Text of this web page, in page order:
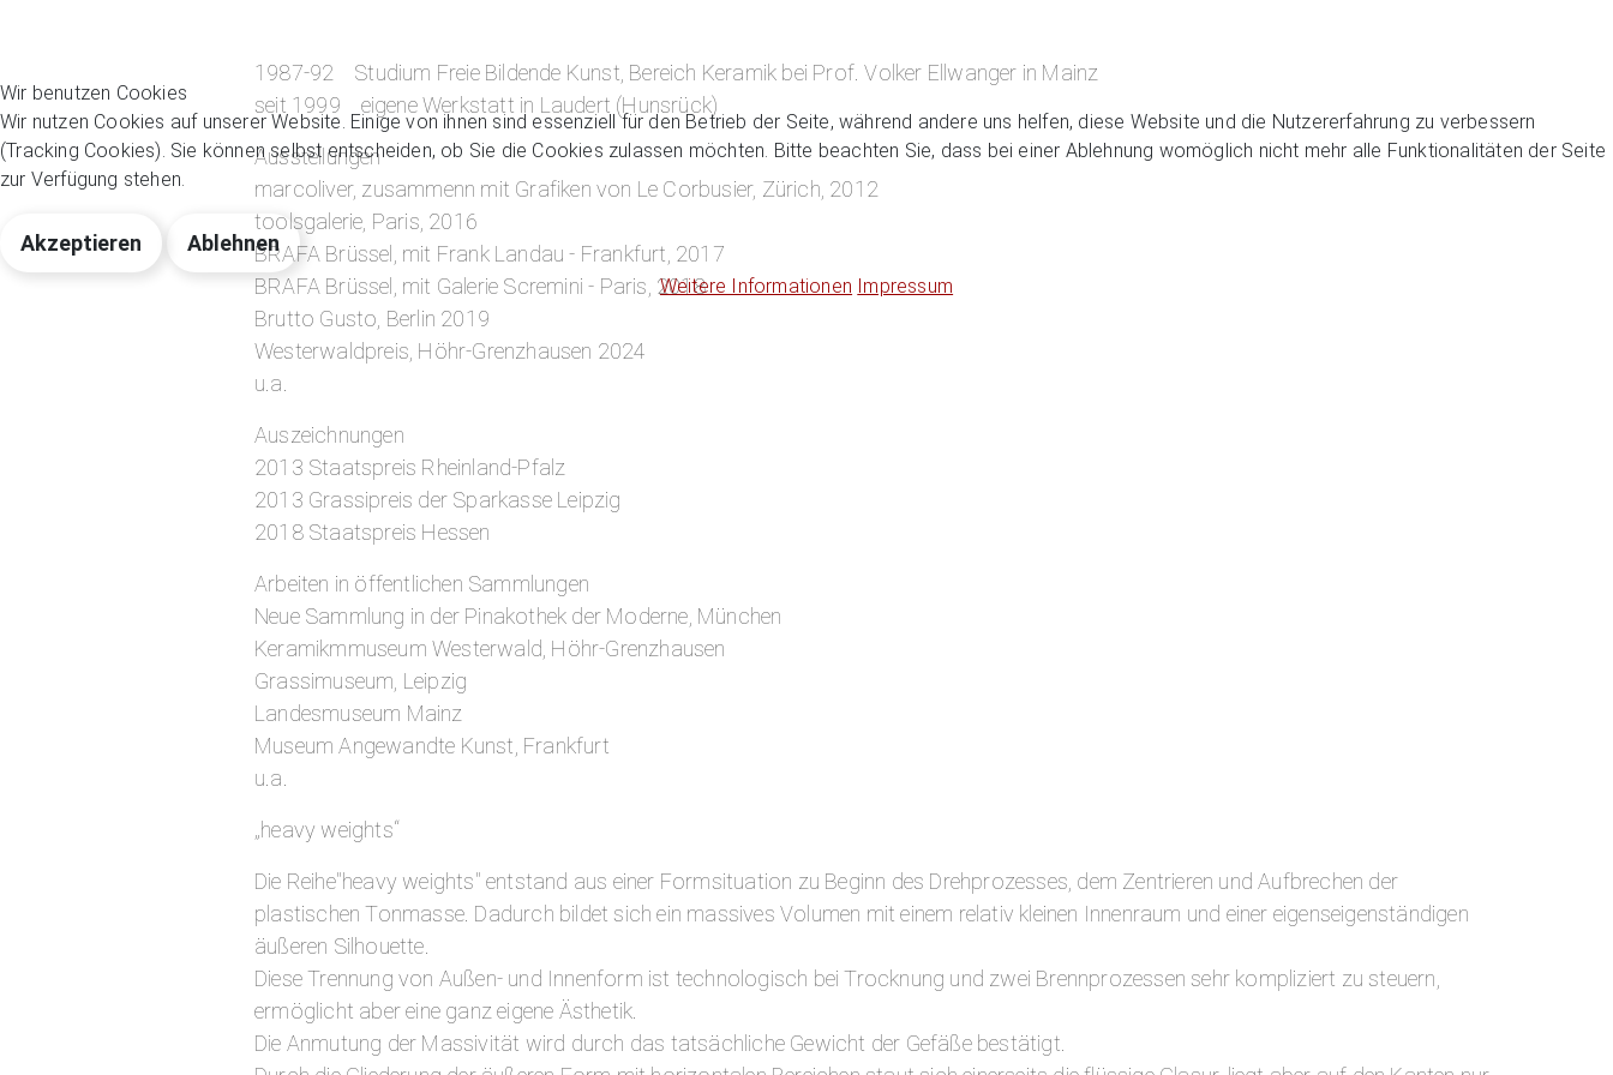
1987-92 Studium Freie Bildende Kunst, Bereich Keramik bei Prof. Volker Ellwanger in Mainz
seit 1999 eigene Werkstatt in Laudert (Hunsrück)
Ausstellungen
marcoliver, zusammenn mit Grafiken von Le Corbusier, Zürich, 2012
toolsgalerie, Paris, 2016
BRAFA Brüssel, mit Frank Landau - Frankfurt, 2017
BRAFA Brüssel, mit Galerie Scremini - Paris, 2018
Brutto Gusto, Berlin 2019
Westerwaldpreis, Höhr-Grenzhausen 2024
u.a.
Auszeichnungen
2013 Staatspreis Rheinland-Pfalz
2013 Grassipreis der Sparkasse Leipzig
2018 Staatspreis Hessen
Arbeiten in öffentlichen Sammlungen
Neue Sammlung in der Pinakothek der Moderne, München
Keramikmmuseum Westerwald, Höhr-Grenzhausen
Grassimuseum, Leipzig
Landesmuseum Mainz
Museum Angewandte Kunst, Frankfurt
u.a.
„heavy weights“
Die Reihe"heavy weights" entstand aus einer Formsituation zu Beginn des Drehprozesses, dem Zentrieren und Aufbrechen der
plastischen Tonmasse. Dadurch bildet sich ein massives Volumen mit einem relativ kleinen Innenraum und einer eigenseigenständigen
äußeren Silhouette.
Diese Trennung von Außen- und Innenform ist technologisch bei Trocknung und zwei Brennprozessen sehr kompliziert zu steuern,
ermöglicht aber eine ganz eigene Ästhetik.
Die Anmutung der Massivität wird durch das tatsächliche Gewicht der Gefäße bestätigt.
Wir benutzen Cookies
Wir nutzen Cookies auf unserer Website. Einige von ihnen sind essenziell für den Betrieb der Seite, während andere uns helfen, diese Website und die Nutzererfahrung zu verbessern
(Tracking Cookies). Sie können selbst entscheiden, ob Sie die Cookies zulassen möchten. Bitte beachten Sie, dass bei einer Ablehnung womöglich nicht mehr alle Funktionalitäten der Seite
zur Verfügung stehen.
Akzeptieren Ablehnen
Weitere Informationen Impressum